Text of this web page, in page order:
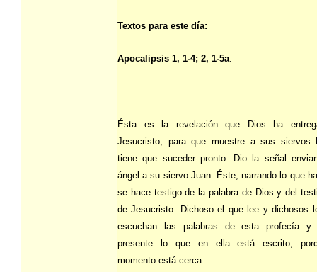
Textos para este día:
Apocalipsis 1, 1-4; 2, 1-5a:
Ésta es la revelación que Dios ha
Jesucristo, para que muestre a sus siervos
tiene que suceder pronto. Dio la señal
ángel a su siervo Juan. Éste, narrando lo que
se hace testigo de la palabra de Dios y del
de Jesucristo. Dichoso el que lee y dichosos
escuchan las palabras de esta profecía y
presente lo que en ella está escrito,
momento está cerca.